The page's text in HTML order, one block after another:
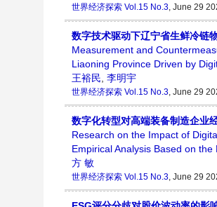
世界经济探索 Vol.15 No.3, June 29
数字技术驱动下辽宁省生鲜冷链
Measurement and
Liaoning Province Driven by
王裕民, 李明宇
世界经济探索 Vol.15 No.3, June 29
数字化转型对高端装备制造企
Research on the Impact of
Empirical Analysis Based on
方 敏
世界经济探索 Vol.15 No.3, June 29